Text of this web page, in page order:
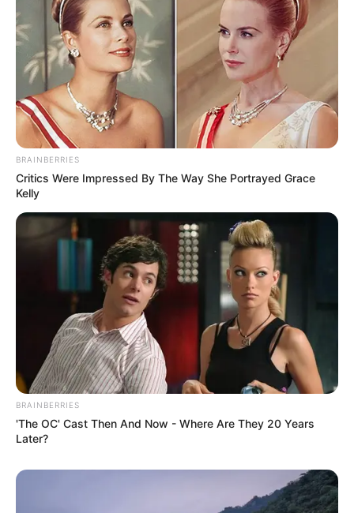
Ο ΠΟΥ υπό έλεγχο: παρατυπίες και
συγκρούσεις συμφερόντων
Κυριακή, 2 Οκτωβρίου 2022, 12:14
Ο ΠΟΥ υπό έλεγχο: παρατυπίες...
αυτοί χρωστούν σε εμάς τα
πάντα
ανήκει στους ανθρώπους και
BRAINBERRIES
Critics Were Impressed By The Way She Portrayed Grace
Kelly
BRAINBERRIES
'The OC' Cast Then And Now - Where Are They 20 Years
Later?